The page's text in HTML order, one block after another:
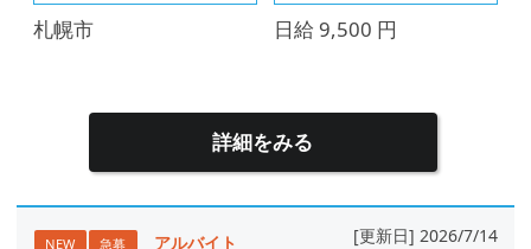
札幌市 日給 9,500 円
詳細をみる
NEW 急募 アルバイト
[更新日] 2026/7/14